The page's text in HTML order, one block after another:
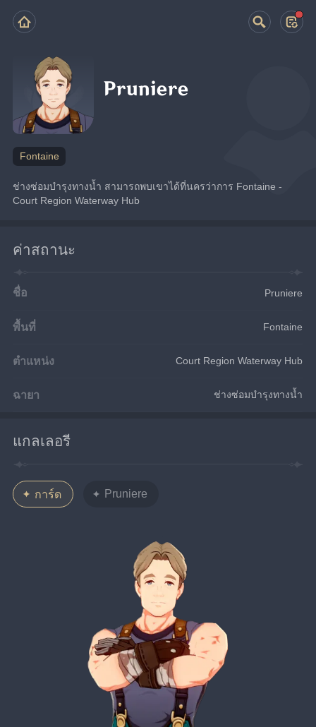
Pruniere
Fontaine
ช่างซ่อมบำรุงทางน้ำ สามารถพบเขาได้ที่นครว่าการ Fontaine -
Court Region Waterway Hub
ค่าสถานะ
ชื่อ Pruniere
พื้นที่ Fontaine
ตำแหน่ง Court Region Waterway Hub
ฉายา ช่างซ่อมบำรุงทางน้ำ
แกลเลอรี
การ์ด Pruniere